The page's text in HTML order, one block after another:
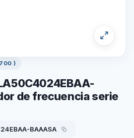
)
de frecuencia serie
BAAASA